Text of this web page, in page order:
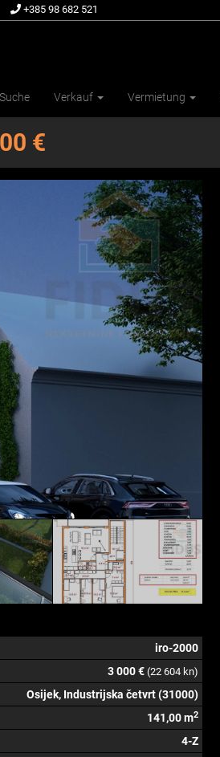
+385 98 682 521
Suche Verkauf Vermietung
€
iro-2000
3 000 € (22 604 kn)
Osijek, Industrijska četvrt (31000)
141,00 m2
4-Z